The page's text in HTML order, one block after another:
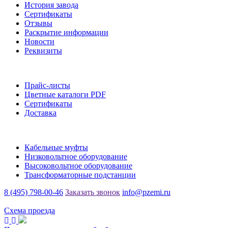
История завода
Сертификаты
Отзывы
Раскрытие информации
Новости
Реквизиты
Прайс-листы
Цветные каталоги PDF
Сертификаты
Доставка
Кабельные муфты
Низковольтное оборудование
Высоковольтное оборудование
Трансформаторные подстанции
8 (495) 798-00-46 Заказать звонок info@pzemi.ru
Схема проезда